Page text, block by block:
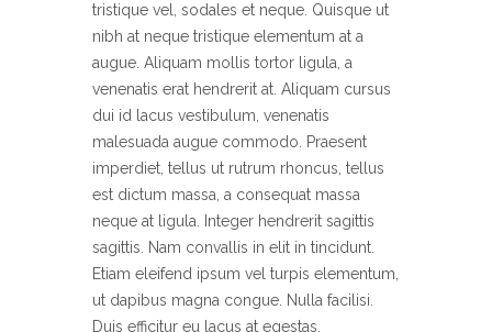
tristique vel, sodales et neque. Quisque ut
nibh at neque tristique elementum at a
augue. Aliquam mollis tortor ligula, a
venenatis erat hendrerit at. Aliquam cursus
dui id lacus vestibulum, venenatis
malesuada augue commodo. Praesent
imperdiet, tellus ut rutrum rhoncus, tellus
est dictum massa, a consequat massa
neque at ligula. Integer hendrerit sagittis
sagittis. Nam convallis in elit in tincidunt.
Etiam eleifend ipsum vel turpis elementum,
ut dapibus magna congue. Nulla facilisi.
Duis efficitur eu lacus at egestas.